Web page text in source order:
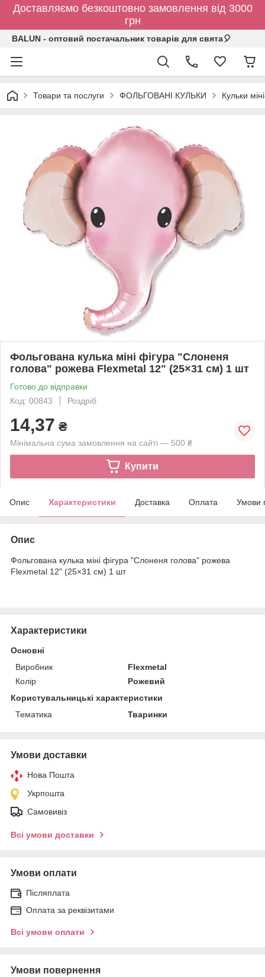
Доставляємо безкоштовно замовлення від 3000
грн
BALUN - оптовий постачальник товарів для свята🎈
Товари та послуги ФОЛЬГОВАНІ КУЛЬКИ Кульки
Фольгована кулька міні фігура "Слоненя
голова" рожева Flexmetal 12" (25×31 см) 1 шт
Готово до відправки
Код: 00843
Роздріб
14,37 ₴
Мінімальна сума замовлення на сайті — 500 ₴
Купити
Опис Характеристики Доставка Оплата Умови
Опис
Фольгована кулька міні фігура "Слоненя голова" рожева
Flexmetal 12" (25×31 см) 1 шт
Характеристики
Основні
Виробник
Flexmetal
Колір
Рожевий
Користувальницькі характеристики
Тематика
Тваринки
Умови доставки
Нова Пошта
Укрпошта
Самовивіз
Всі умови доставки
Умови оплати
Післяплата
Оплата за реквізитами
Всі умови оплати
Умови повернення